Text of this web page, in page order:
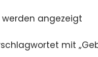
werden angezeigt
mit